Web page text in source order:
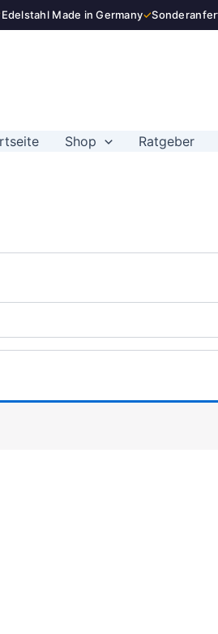
Edelstahl Made in Germany✓
Shop Ratgeber